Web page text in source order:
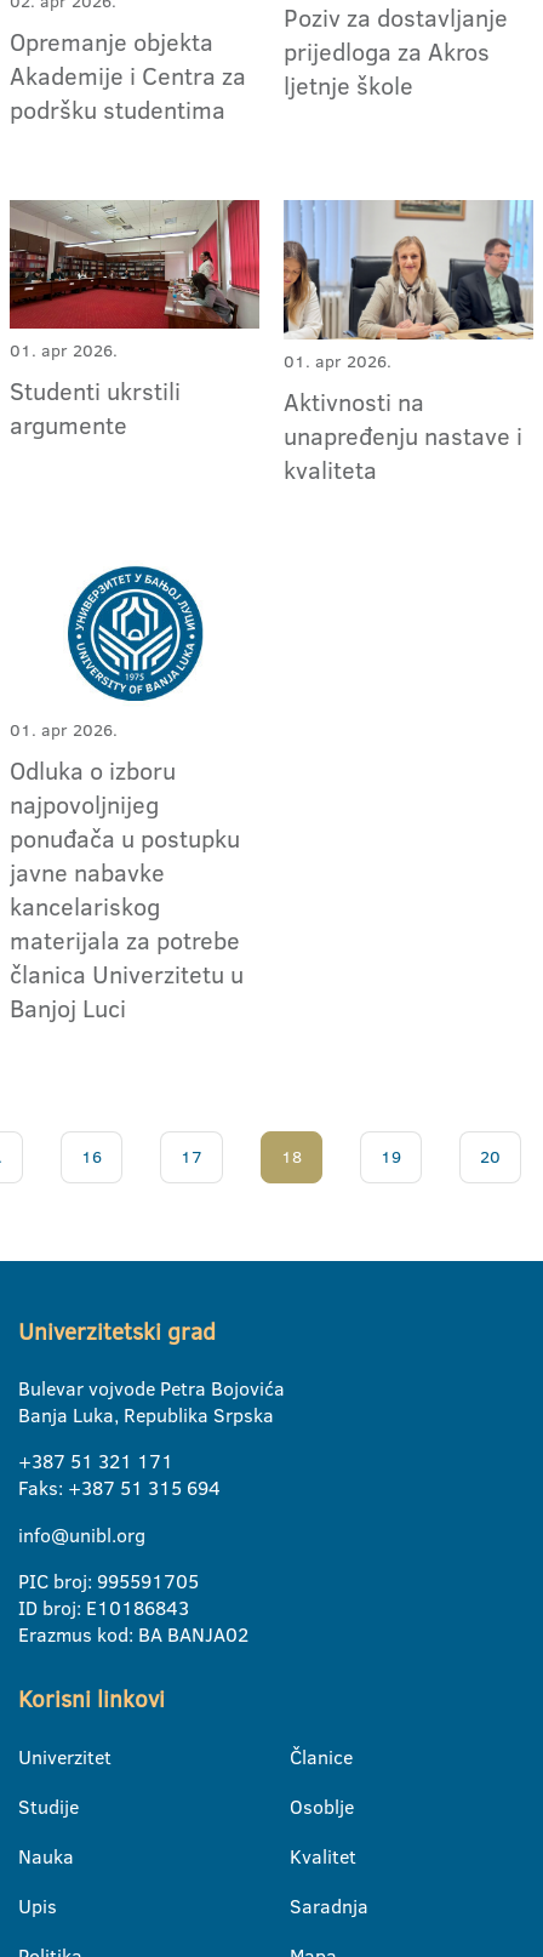
Opremanje objekta
Akademije i Centra za
podršku studentima
Poziv za dostavljanje
prijedloga za Akros
ljetnje škole
01. apr 2026.
Studenti ukrstili
argumente
01. apr 2026.
Aktivnosti na
unapređenju nastave i
kvaliteta
01. apr 2026.
Odluka o izboru
najpovoljnijeg
ponuđača u postupku
javne nabavke
kancelariskog
materijala za potrebe
članica Univerzitetu u
Banjoj Luci
16 17 18 19 20
Univerzitetski grad
Bulevar vojvode Petra Bojovića
Banja Luka, Republika Srpska
+387 51 321 171
Faks: +387 51 315 694
info@unibl.org
PIC broj: 995591705
ID broj: E10186843
Erazmus kod: BA BANJA02
Korisni linkovi
Univerzitet
Studije
Nauka
Upis
Članice
Osoblje
Kvalitet
Saradnja